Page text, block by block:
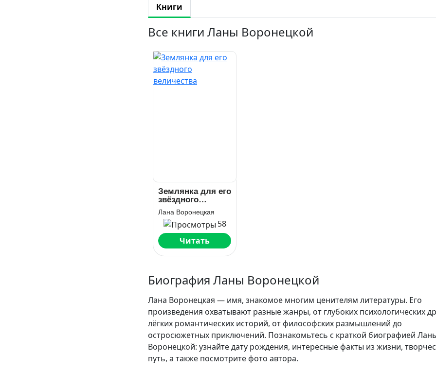
Книги
Все книги Ланы Воронецкой
Землянка для его
звёздного
величества
Лана Воронецкая
58
Читать
Биография Ланы Воронецкой
Лана Воронецкая — имя, знакомое многим ценителям литературы. Его
произведения охватывают разные жанры, от глубоких психологических
лёгких романтических историй, от философских размышлений до
остросюжетных приключений. Познакомьтесь с краткой биографией
Воронецкой: узнайте дату рождения, интересные факты из жизни,
путь, а также посмотрите фото автора.